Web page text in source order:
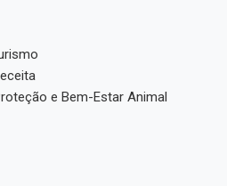
e Bem-Estar Animal